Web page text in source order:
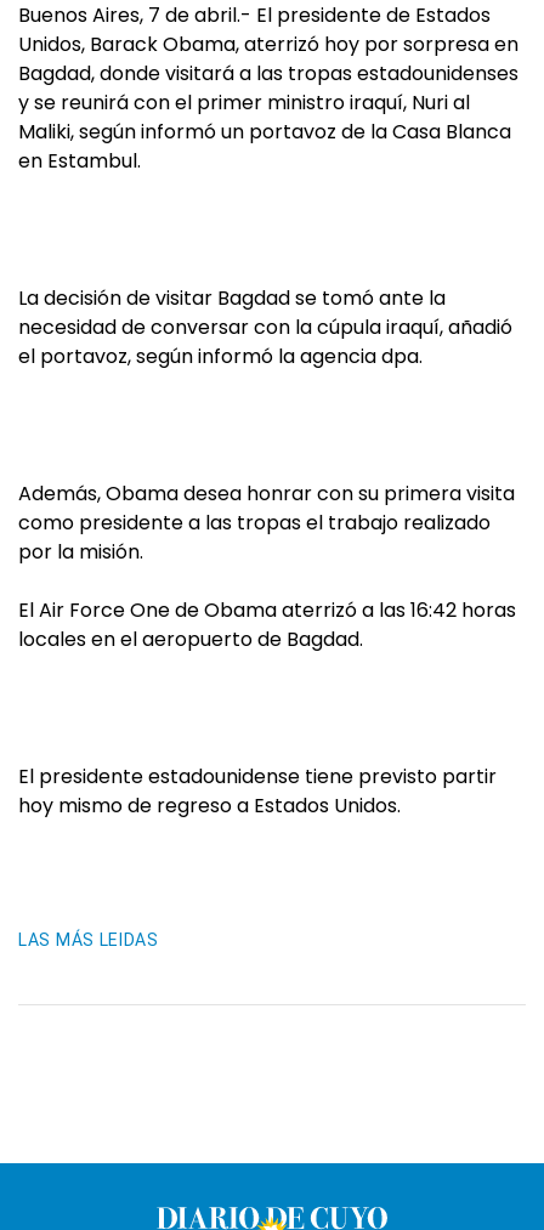
Buenos Aires, 7 de abril.- El presidente de Estados
Unidos, Barack Obama, aterrizó hoy por sorpresa en
Bagdad, donde visitará a las tropas estadounidenses
y se reunirá con el primer ministro iraquí, Nuri al
Maliki, según informó un portavoz de la Casa Blanca
en Estambul.
La decisión de visitar Bagdad se tomó ante la
necesidad de conversar con la cúpula iraquí, añadió
el portavoz, según informó la agencia dpa.
Además, Obama desea honrar con su primera visita
como presidente a las tropas el trabajo realizado
por la misión.
El Air Force One de Obama aterrizó a las 16:42 horas
locales en el aeropuerto de Bagdad.
El presidente estadounidense tiene previsto partir
hoy mismo de regreso a Estados Unidos.
LAS MÁS LEIDAS